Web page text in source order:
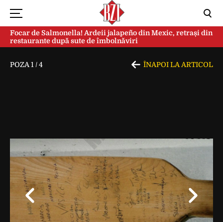
Focar de Salmonella! Ardeii jalapeño din Mexic, retrași din
restaurante după sute de îmbolnăviri
POZA 1 /4 ÎNAPOI LA ARTICOL